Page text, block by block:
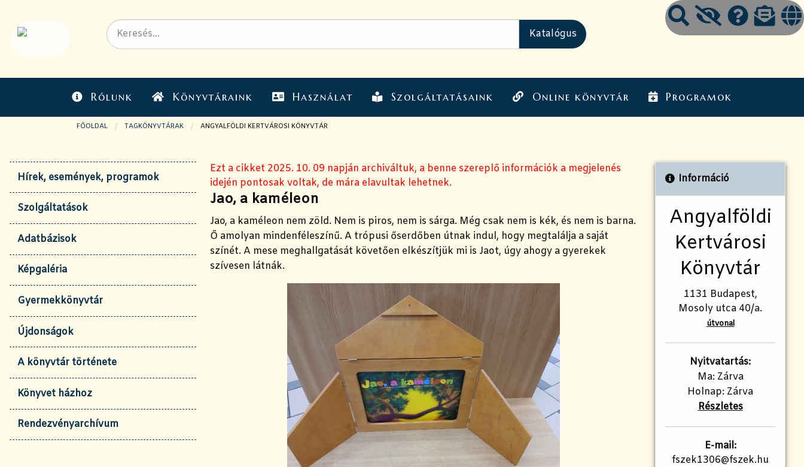
Rólunk Könyvtáraink Használat Szolgáltatásaink Online könyvtár Programok
FŐOLDAL TAGKÖNYVTÁRAK JELENLEGI OLDAL:
ANGYALFÖLDI KERTVÁROSI KÖNYVTÁR
Hírek, események, programok
Szolgáltatások
Adatbázisok
Képgaléria
Gyermekkönyvtár
Újdonságok
A könyvtár története
Könyvet házhoz
Rendezvényarchívum
Ezt a cikket 2025. 10. 09 napján archiváltuk, a benne szereplő információk a megjelenés
idején pontosak voltak, de mára elavultak lehetnek.
Jao, a kaméleon
Jao, a kaméleon nem zöld. Nem is piros, nem is sárga. Még csak nem is kék, és nem is barna.
Ő amolyan mindenféleszínű. A trópusi őserdőben útnak indul, hogy megtalálja a saját
színét. A mese meghallgatását követően elkészítjük mi is Jaot, úgy ahogy a gyerekek
szívesen látnák.
Információ
Angyalföldi
Kertvárosi
Könyvtár
1131 Budapest,
Mosoly utca 40/a.
útvonal
Nyitvatartás:
Ma: Zárva
Holnap: Zárva
Részletes
E-mail:
fszek1306@fszek.hu